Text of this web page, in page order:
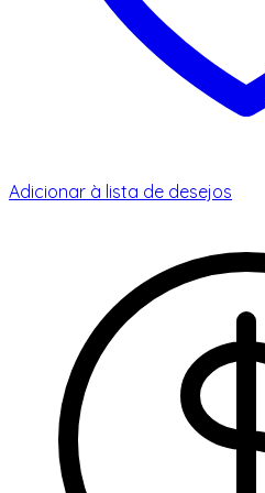
Adicionar à lista de desejos